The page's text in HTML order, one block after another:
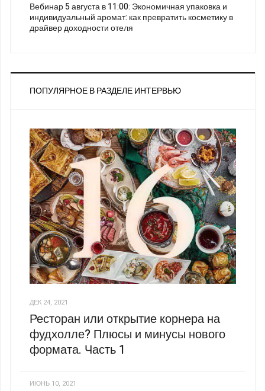
Вебинар 5 августа в 11:00: Экономичная упаковка и
индивидуальный аромат: как превратить косметику в
драйвер доходности отеля
ПОПУЛЯРНОЕ В РАЗДЕЛЕ ИНТЕРВЬЮ
ДЕК 24, 2021
Ресторан или открытие корнера на
фудхолле? Плюсы и минусы нового
формата. Часть 1
ИЮНЬ 10, 2021